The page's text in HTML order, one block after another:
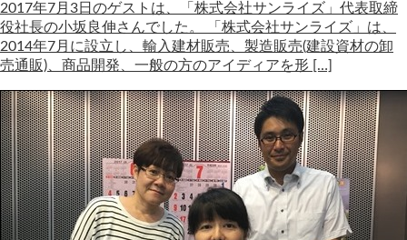
2017年7月3日のゲストは、「株式会社サンライズ」代表取締
役社長の小坂良伸さんでした。 「株式会社サンライズ」は、
2014年7月に設立し、輸入建材販売、製造販売(建設資材の卸
売通販)、商品開発、一般の方のアイディアを形 […]